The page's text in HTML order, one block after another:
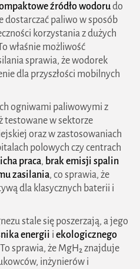
źródło wodorudo
dostarczać paliwo w sposób
korzystania z dużych
właśnie możliwość
sprawia, że wodorek
dla przyszłości mobilnych
ogniwami paliwowymi z
testowane w sektorze
oraz w zastosowaniach
polowych czy centrach
praca, brak emisji spalin
zasilania, co sprawia, że
dla klasycznych baterii i
stale się poszerzają, a jego
energii i ekologicznego
sprawia, że MgH₂ znajduje
inżynierów i